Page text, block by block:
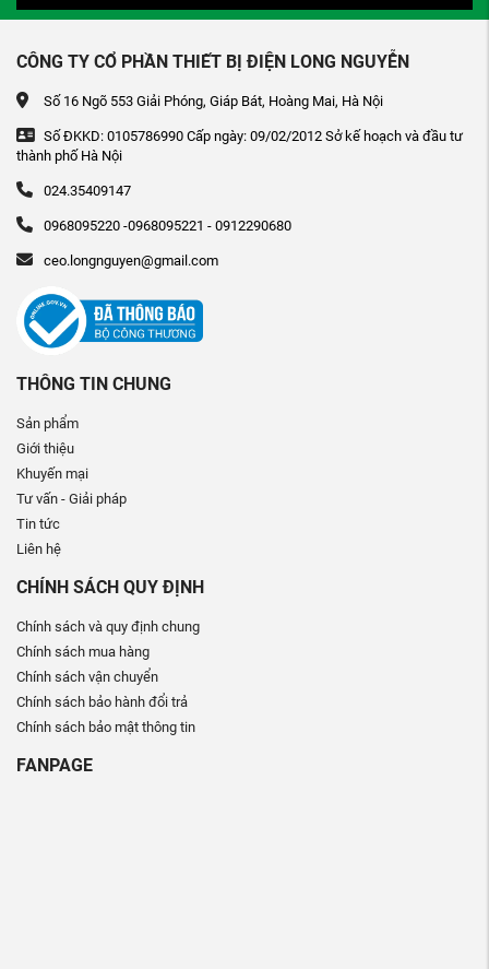
CÔNG TY CỔ PHẦN THIẾT BỊ ĐIỆN LONG NGUYỄN
Số 16 Ngõ 553 Giải Phóng, Giáp Bát, Hoàng Mai, Hà Nội
Số ĐKKD: 0105786990 Cấp ngày: 09/02/2012 Sở kế hoạch và đầu tư
thành phố Hà Nội
024.35409147
0968095220 -0968095221 - 0912290680
ceo.longnguyen@gmail.com
THÔNG TIN CHUNG
Sản phẩm
Giới thiệu
Khuyến mại
Tư vấn - Giải pháp
Tin tức
Liên hệ
CHÍNH SÁCH QUY ĐỊNH
Chính sách và quy định chung
Chính sách mua hàng
Chính sách vận chuyển
Chính sách bảo hành đổi trả
Chính sách bảo mật thông tin
FANPAGE